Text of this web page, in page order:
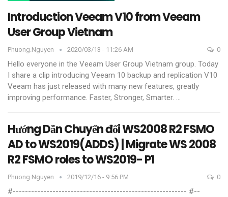
Introduction Veeam V10 from Veeam
User Group Vietnam
Phuong.nguyen 2020/03/13 - 11:26 AM 0
Hello everyone in the Veeam User Group Vietnam group. Today
I share a clip introducing Veeam 10 backup and replication V10
Veeam has just released with many new features, greatly
improving performance. Faster, Stronger, Smarter. …
Hướng Dẫn Chuyển đổi WS2008 R2 FSMO
AD to WS2019(ADDS) | Migrate WS 2008
R2 FSMO roles to WS2019- P1
Phuong.nguyen 2019/12/16 - 9:56 PM 0
#--------------------------------------------------------- #--